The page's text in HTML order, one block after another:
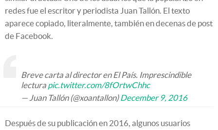
redes fue el escritor y periodista Juan Tallón. El texto
aparece copiado, literalmente, también en decenas de post
de Facebook.
Breve carta al director en El País. Imprescindible
lectura pic.twitter.com/8fOrtwChhc
— Juan Tallón (@xoantallon) December 9, 2016
Después de su publicación en 2016, algunos usuarios